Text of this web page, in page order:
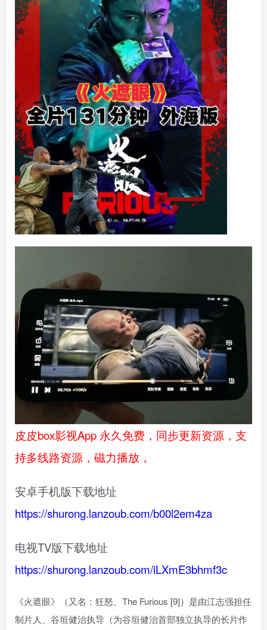
皮皮box影视App 永久免费，同步更新资源，支
持多线路资源，磁力播放，
安卓手机版下载地址
https://shurong.lanzoub.com/b00l2em4za
电视TV版下载地址
https://shurong.lanzoub.com/iLXmE3bhmf3c
《火遮眼》（又名：狂怒、The Furious [9]）是由江志强担任
制片人、谷垣健治执导（为谷垣健治首部独立执导的长片作